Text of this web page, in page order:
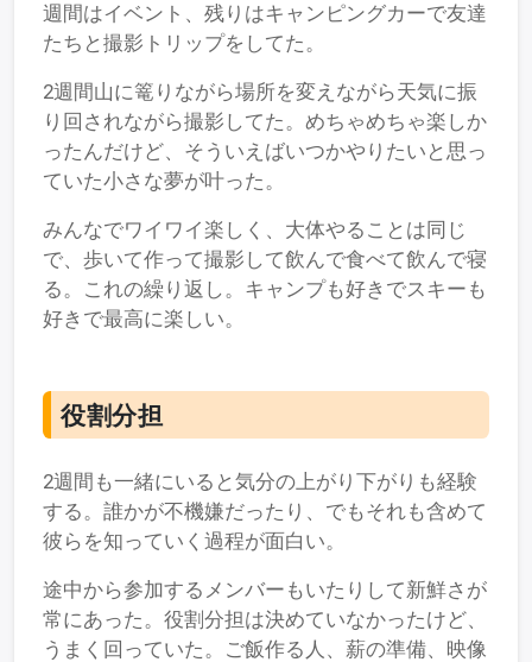
週間はイベント、残りはキャンピングカーで友達
たちと撮影トリップをしてた。
2週間山に篭りながら場所を変えながら天気に振
り回されながら撮影してた。めちゃめちゃ楽しか
ったんだけど、そういえばいつかやりたいと思っ
ていた小さな夢が叶った。
みんなでワイワイ楽しく、大体やることは同じ
で、歩いて作って撮影して飲んで食べて飲んで寝
る。これの繰り返し。キャンプも好きでスキーも
好きで最高に楽しい。
役割分担
2週間も一緒にいると気分の上がり下がりも経験
する。誰かが不機嫌だったり、でもそれも含めて
彼らを知っていく過程が面白い。
途中から参加するメンバーもいたりして新鮮さが
常にあった。役割分担は決めていなかったけど、
うまく回っていた。ご飯作る人、薪の準備、映像